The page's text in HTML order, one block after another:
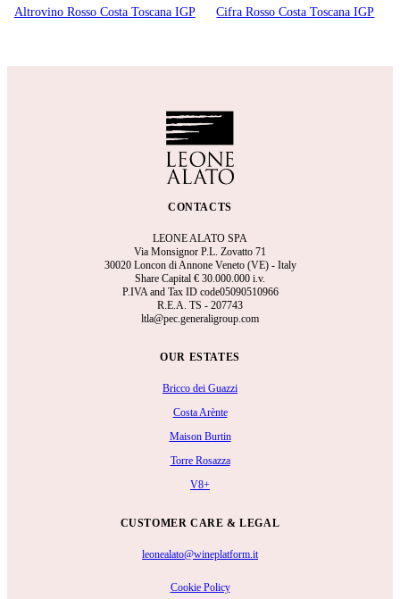
Altrovino Rosso Costa Toscana IGP Cifra Rosso Costa Toscana IGP
CONTACTS
LEONE ALATO SPA
Via Monsignor P.L. Zovatto 71
30020 Loncon di Annone Veneto (VE) - Italy
Share Capital € 30.000.000 i.v.
P.IVA and Tax ID code05090510966
R.E.A. TS - 207743
ltla@pec.generaligroup.com
OUR ESTATES
Bricco dei Guazzi
Costa Arènte
Maison Burtin
Torre Rosazza
V8+
CUSTOMER CARE & LEGAL
leonealato@wineplatform.it
Cookie Policy